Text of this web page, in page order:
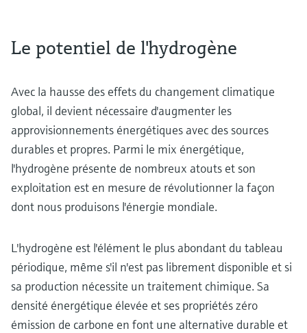
Le potentiel de l'hydrogène
Avec la hausse des effets du changement climatique
global, il devient nécessaire d'augmenter les
approvisionnements énergétiques avec des sources
durables et propres. Parmi le mix énergétique,
l'hydrogène présente de nombreux atouts et son
exploitation est en mesure de révolutionner la façon
dont nous produisons l'énergie mondiale.
L'hydrogène est l'élément le plus abondant du tableau
périodique, même s'il n'est pas librement disponible et si
sa production nécessite un traitement chimique. Sa
densité énergétique élevée et ses propriétés zéro
émission de carbone en font une alternative durable et